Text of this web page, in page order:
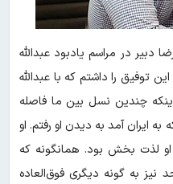
دبیر در مراسم یادبود عبدالله
توفیق را داشتم که با عبدالله
چندین نسل بین ما فاصله
به ایران آمد به دیدن او رفتم. او
او لذت بخش بود. همانگونه که
نیز به گونه دیگری فوق‌العاده